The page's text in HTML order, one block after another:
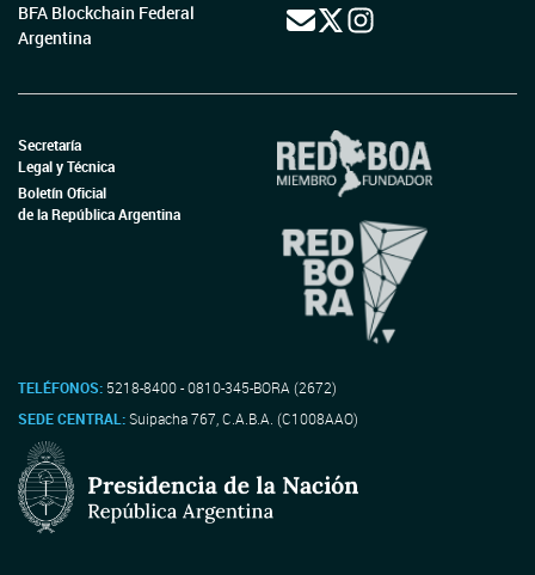
BFA Blockchain Federal
Argentina
Secretaría
Legal y Técnica
Boletín Oficial
de la República Argentina
TELÉFONOS: 5218-8400 - 0810-345-BORA (2672)
SEDE CENTRAL:Suipacha 767, C.A.B.A. (C1008AAO)